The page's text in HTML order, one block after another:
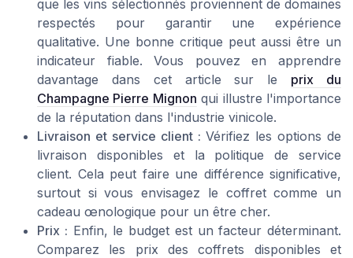
que les vins sélectionnés proviennent de domaines
respectés pour garantir une expérience
qualitative. Une bonne critique peut aussi être un
indicateur fiable. Vous pouvez en apprendre
davantage dans cet article sur le prix du
Champagne Pierre Mignon qui illustre l'importance
de la réputation dans l'industrie vinicole.
Livraison et service client : Vérifiez les options de
livraison disponibles et la politique de service
client. Cela peut faire une différence significative,
surtout si vous envisagez le coffret comme un
cadeau œnologique pour un être cher.
Prix : Enfin, le budget est un facteur déterminant.
Comparez les prix des coffrets disponibles et